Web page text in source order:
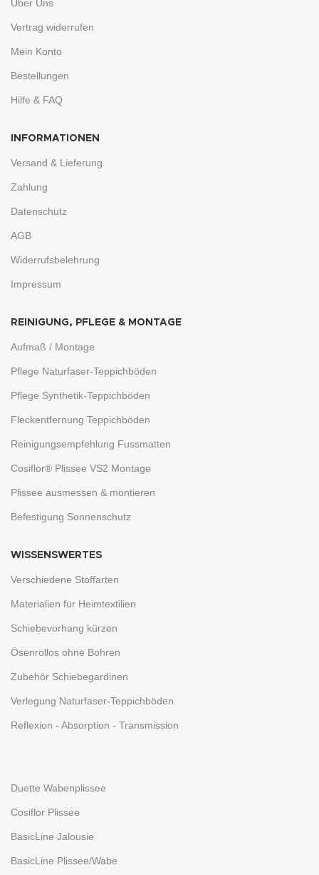
Über Uns
Vertrag widerrufen
Mein Konto
Bestellungen
Hilfe & FAQ
INFORMATIONEN
Versand & Lieferung
Zahlung
Datenschutz
AGB
Widerrufsbelehrung
Impressum
REINIGUNG, PFLEGE & MONTAGE
Aufmaß / Montage
Pflege Naturfaser-Teppichböden
Pflege Synthetik-Teppichböden
Fleckentfernung Teppichböden
Reinigungsempfehlung Fussmatten
Cosiflor® Plissee VS2 Montage
Plissee ausmessen & montieren
Befestigung Sonnenschutz
WISSENSWERTES
Verschiedene Stoffarten
Materialien für Heimtextilien
Schiebevorhang kürzen
Ösenrollos ohne Bohren
Zubehör Schiebegardinen
Verlegung Naturfaser-Teppichböden
Reflexion - Absorption - Transmission
Duette Wabenplissee
Cosiflor Plissee
BasicLine Jalousie
BasicLine Plissee/Wabe